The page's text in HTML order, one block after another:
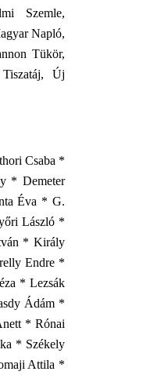
Szemle,
Napló,
Tükör,
Tiszatáj, Új
Csaba *
* Demeter
Éva * G.
László *
* Király
Endre *
* Lezsák
Ádám *
* Rónai
* Székely
Attila *